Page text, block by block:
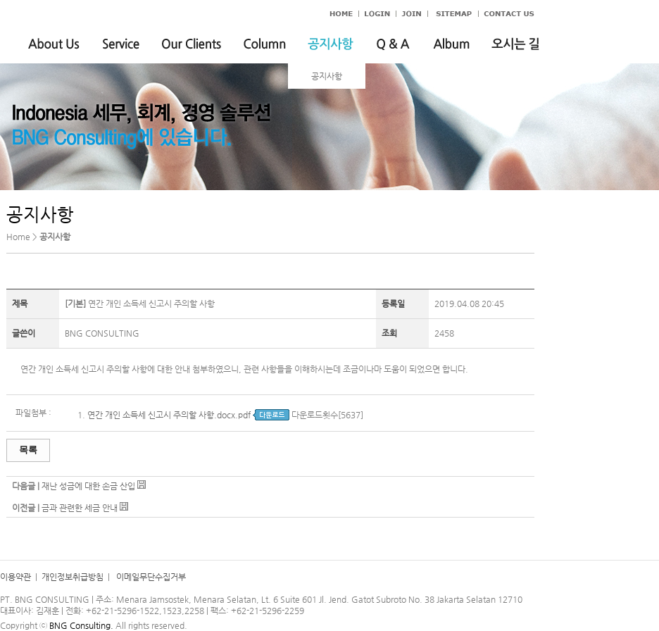
공지사항
공지사항
Home > 공지사항
제목 [기본] 연간 개인 소득세 신고시 주의할 사항 등록일 2019.04.08 20:45
글쓴이 BNG CONSULTING 조회 2458
연간 개인 소득세 신고시 주의할 사항에 대한 안내 첨부하였으니, 관련 사항들을 이해하시는데 조금이나마 도움이 되었으면 합니다.
파일첨부 : 1. 연간 개인 소득세 신고시 주의할 사항.docx.pdf 다운로드횟수[5637]
목록
다음글 | 재난 성금에 대한 손금 산입
이전글 | 금과 관련한 세금 안내
이용약관 개인정보취급방침 이메일무단수집거부
PT. BNG CONSULTING | 주소: Menara Jamsostek, Menara Selatan, Lt. 6 Suite 601 Jl. Jend. Gatot Subroto No. 38 Jakarta Selatan 12710
대표이사: 김재훈 | 전화: +62-21-5296-1522,1523,2258 | 팩스: +62-21-5296-2259
Copyright ⓒ BNG Consulting. All rights reserved.